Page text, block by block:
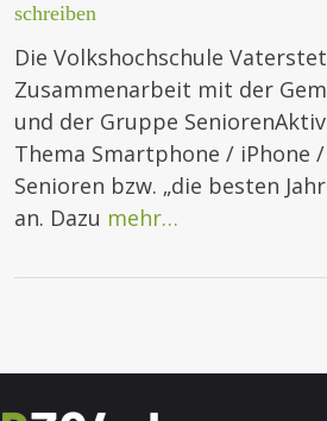
schreiben
Die Volkshochschule
Zusammenarbeit mit der
und der Gruppe
Thema Smartphone / iPhone
Senioren bzw. „die besten
an. Dazu mehr…